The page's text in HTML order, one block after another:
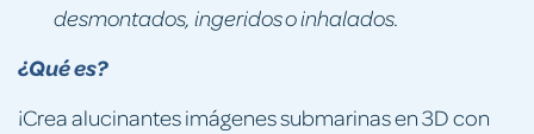
¿Qué es?
¡Crea alucinantes imágenes submarinas en 3D con
desmontados, ingeridos o inhalados.